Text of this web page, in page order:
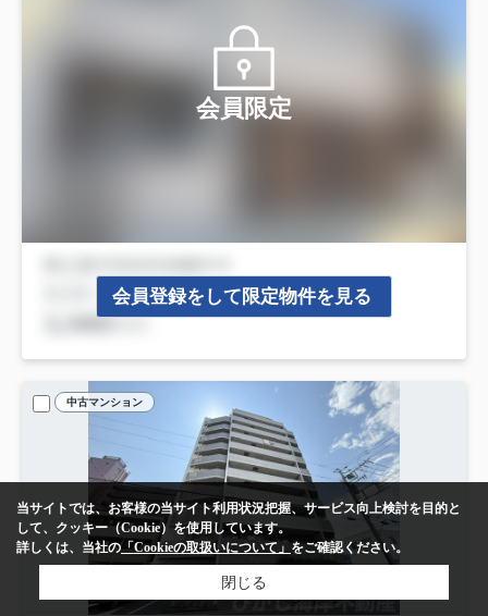
会員限定
会員登録をして限定物件を見る
中古マンション
当サイトでは、お客様の当サイト利用状況把握、サービス向上検討を目的と
して、クッキー（Cookie）を使用しています。
詳しくは、当社の「Cookieの取扱いについて」 をご確認ください。
閉じる